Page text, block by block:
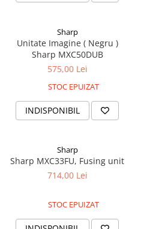
Perforatoare
Hârtie / Produse din hârtie
Agende
Carton Color
Cuburi din Hârtie / Notițe Adezive
Etichete Autocolante
Hârtie Color
Hârtie Foto
Registre / Repertoare
Sharp
Unitate Imagine ( Negru )
Sharp MXC50DUB
575,00 Lei
STOC EPUIZAT
INDISPONIBIL
Sharp
Sharp MXC33FU, Fusing unit
714,00 Lei
STOC EPUIZAT